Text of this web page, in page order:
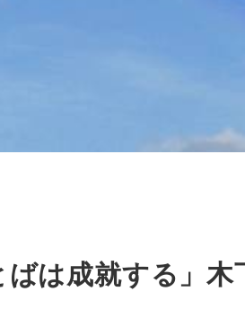
は成就する」木